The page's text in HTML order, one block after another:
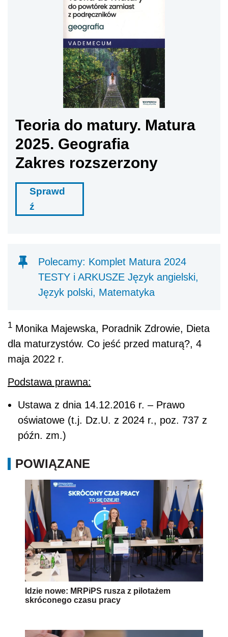
Teoria do matury. Matura
2025. Geografia
Zakres rozszerzony
Sprawd
ź
Polecamy: Komplet Matura 2024
TESTY i ARKUSZE Język angielski,
Język polski, Matematyka
1 Monika Majewska, Poradnik Zdrowie, Dieta
dla maturzystów. Co jeść przed maturą?, 4
maja 2022 r.
Podstawa prawna:
Ustawa z dnia 14.12.2016 r. – Prawo
oświatowe (t.j. Dz.U. z 2024 r., poz. 737 z
późn. zm.)
POWIĄZANE
Idzie nowe: MRPiPS rusza z pilotażem
skróconego czasu pracy